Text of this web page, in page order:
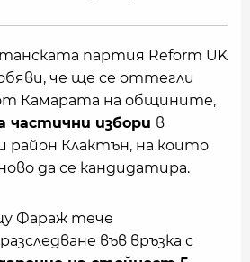
партия Reform UK
че ще се оттегли
Камарата на общините,
частични избори в
район Клактън, на които
да се кандидатира.
Фараж тече
във връзка с